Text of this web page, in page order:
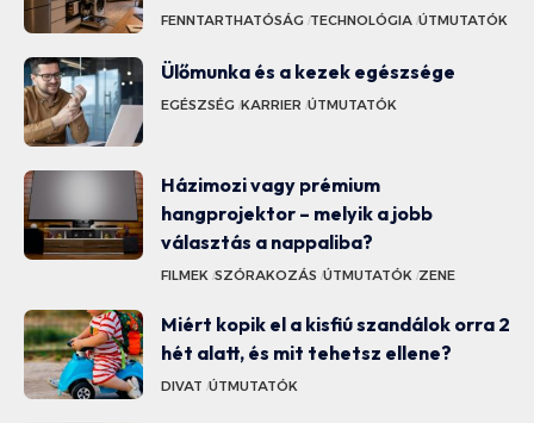
FENNTARTHATÓSÁG TECHNOLÓGIA ÚTMUTATÓK
Ülőmunka és a kezek egészsége
EGÉSZSÉG KARRIER ÚTMUTATÓK
Házimozi vagy prémium
hangprojektor – melyik a jobb
választás a nappaliba?
FILMEK SZÓRAKOZÁS ÚTMUTATÓK ZENE
Miért kopik el a kisfiú szandálok orra 2
hét alatt, és mit tehetsz ellene?
DIVAT ÚTMUTATÓK